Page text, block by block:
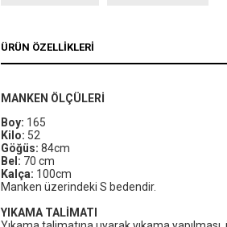
ÜRÜN ÖZELLIKLERI
MANKEN ÖLÇÜLERİ
Boy: 165
Kilo: 52
Göğüs: 84cm
Bel: 70 cm
Kalça: 100cm
Manken üzerindeki S bedendir.
YIKAMA TALİMATI